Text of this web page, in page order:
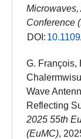
Conference
DOI:
G. François,
Wave
Reflecting
2025 55th
(EuMC),